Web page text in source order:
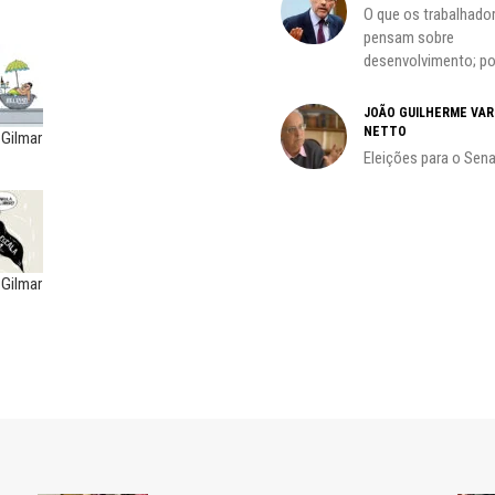
O que os
pensam sobre
desenvolvimento;
JOÃO GUILHERME
NETTO
Eleições para o